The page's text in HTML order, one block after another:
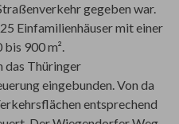
gegeben war.
Einfamilienhäuser mit einer
900 m².
das Thüringer
eingebunden. Von da
entsprechend